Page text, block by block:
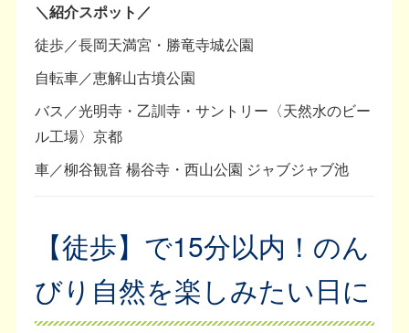
＼紹介スポット／
徒歩／長岡天満宮・勝竜寺城公園
自転車／恵解山古墳公園
バス／光明寺・乙訓寺・サントリー〈天然水のビー
ル工場〉京都
車／柳谷観音 楊谷寺・西山公園 ジャブジャブ池
【徒歩】で15分以内！のん
びり自然を楽しみたい日に